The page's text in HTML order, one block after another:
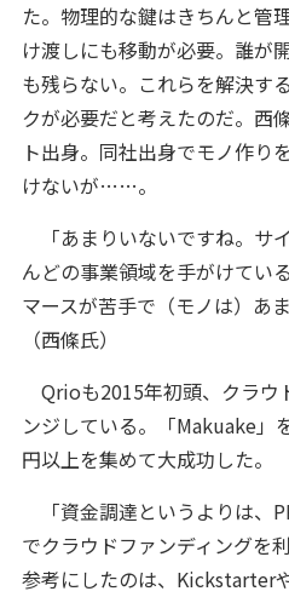
た。物理的な鍵はきちんと管
け渡しにも移動が必要。誰が
も残らない。これらを解決す
クが必要だと考えたのだ。西
ト出身。同社出身でモノ作り
けないが……。
「あまりいないですね。サ
んどの事業領域を手がけてい
マースが苦手で（モノは）あ
（西條氏）
Qrioも2015年初頭、クラウ
ンジしている。「Makuake」
円以上を集めて大成功した。
「資金調達というよりは、
でクラウドファンディングを
参考にしたのは、Kickstarter